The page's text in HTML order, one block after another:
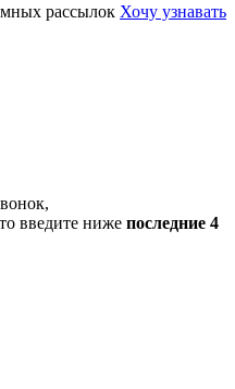
рассылок Хочу узнавать
введите ниже последние 4